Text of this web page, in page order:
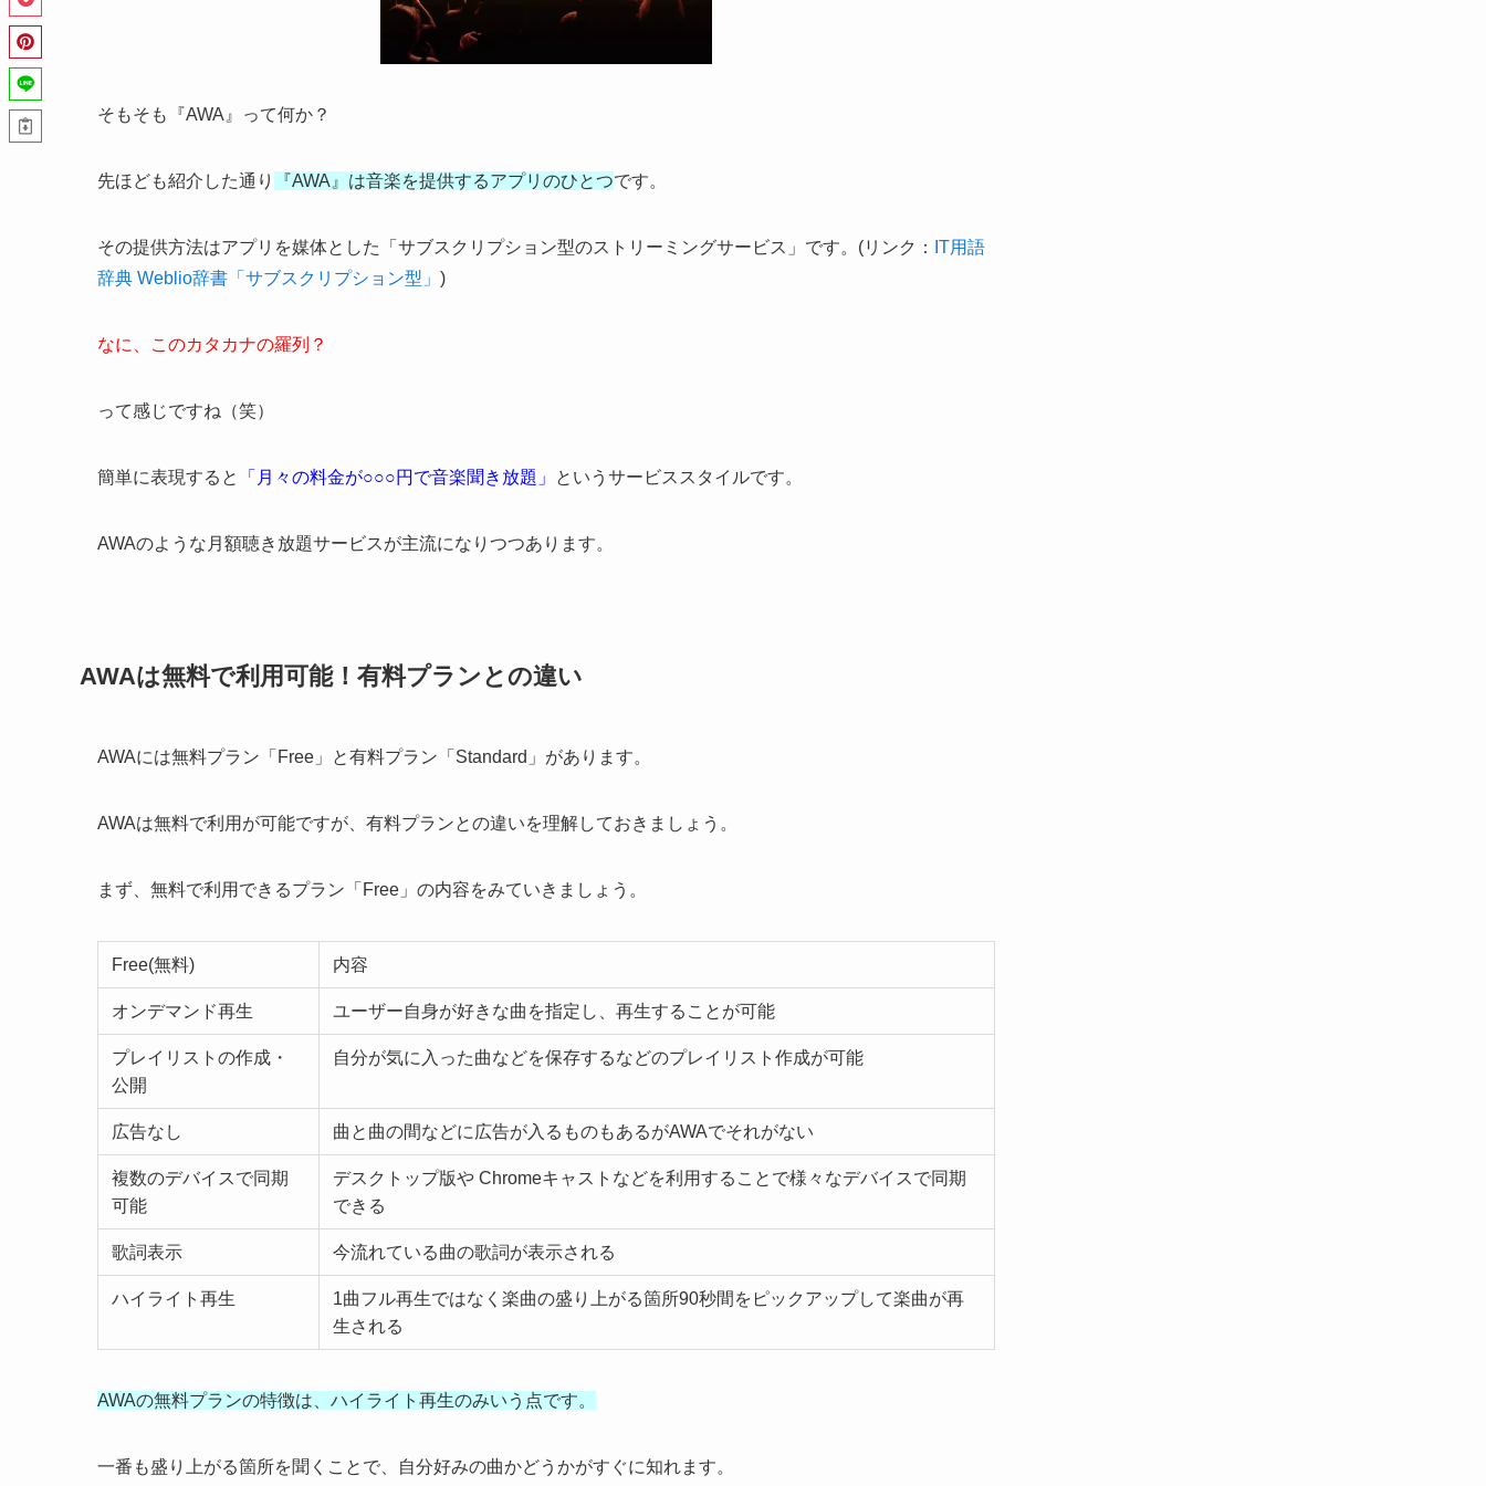
そもそも『AWA』って何か？
先ほども紹介した通り 『AWA』は音楽を提供するアプリのひとつです。
その提供方法はアプリを媒体とした「サブスクリプション型のストリーミングサービス」です。(リンク：
IT用語
辞典 Weblio辞書「サブスクリプション型」 )
なに、このカタカナの羅列？
って感じですね（笑）
簡単に表現すると 「月々の料金が○○○円で音楽聞き放題」 というサービススタイルです。
AWAのような月額聴き放題サービスが主流になりつつあります。
AWAは無料で利用可能！有料プランとの違い
AWAには無料プラン「Free」と有料プラン「Standard」があります。
AWAは無料で利用が可能ですが、有料プランとの違いを理解しておきましょう。
まず、無料で利用できるプラン「Free」の内容をみていきましょう。
Free(無料) 内容
オンデマンド再生 ユーザー自身が好きな曲を指定し、再生することが可能
プレイリストの作成・
公開
自分が気に入った曲などを保存するなどのプレイリスト作成が可能
広告なし 曲と曲の間などに広告が入るものもあるがAWAでそれがない
複数のデバイスで同期
可能
デスクトップ版や Chromeキャストなどを利用することで様々なデバイスで同期
できる
歌詞表示 今流れている曲の歌詞が表示される
ハイライト再生
1曲フル再生ではなく楽曲の盛り上がる箇所90秒間をピックアップして楽曲が再
生される
AWAの無料プランの特徴は、ハイライト再生のみいう点です。
一番も盛り上がる箇所を聞くことで、自分好みの曲かどうかがすぐに知れます。